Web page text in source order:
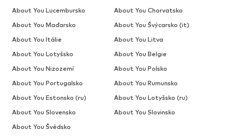
About You Lucembursko
About You Chorvatsko
About You Maďarsko
About You Švýcarsko (it)
About You Itálie
About You Litva
About You Lotyšsko
About You Belgie
About You Nizozemí
About You Polsko
About You Portugalsko
About You Rumunsko
About You Estonsko (ru)
About You Lotyšsko (ru)
About You Slovensko
About You Slovinsko
About You Švédsko